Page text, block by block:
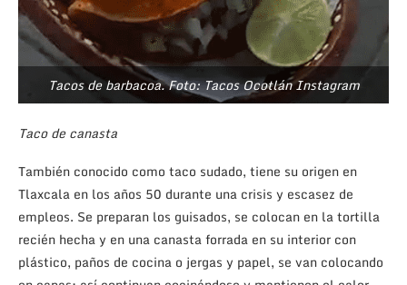
Tacos de barbacoa. Foto: Tacos Ocotlán Instagram
Taco de canasta
También conocido como taco sudado, tiene su origen en
Tlaxcala en los años 50 durante una crisis y escasez de
empleos. Se preparan los guisados, se colocan en la tortilla
recién hecha y en una canasta forrada en su interior con
plástico, paños de cocina o jergas y papel, se van colocando